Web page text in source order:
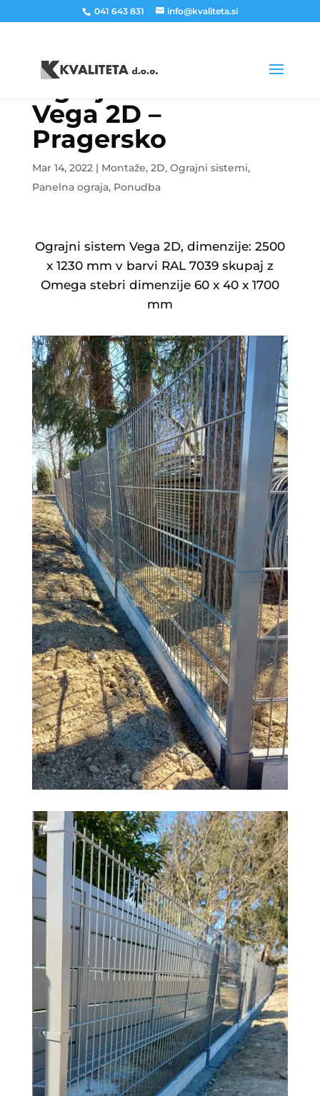
041 643 831 info@kvaliteta.si
Ograjni sistem
Vega 2D –
Pragersko
Mar 14, 2022| Montaže, 2D, Ograjni sistemi,
Panelna ograja, Ponudba
Ograjni sistem Vega 2D, dimenzije: 2500
x 1230 mm v barvi RAL 7039 skupaj z
Omega stebri dimenzije 60 x 40 x 1700
mm